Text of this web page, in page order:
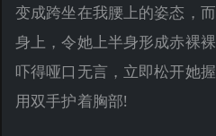
变成跨坐在我腰上的姿态，
身上，令她上半身形成赤裸
吓得哑口无言，立即松开她
用双手护着胸部!